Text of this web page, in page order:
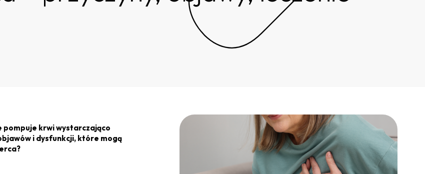
pompuje krwi wystarczająco
i dysfunkcji, które mogą